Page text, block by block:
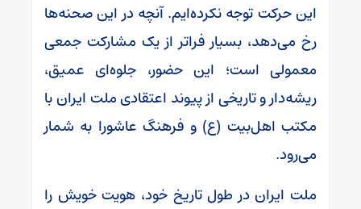
این حرکت توجه نکرده‌ایم. آنچه در این صحنه‌ها
رخ می‌دهد، بسیار فراتر از یک مشارکت جمعی
معمولی است؛ این حضور، جلوه‌ای عمیق،
ریشه‌دار و تاریخی از پیوند اعتقادی ملت ایران با
مکتب اهل‌بیت (ع) و فرهنگ عاشورا به شمار
می‌رود.
ملت ایران در طول تاریخ خود، هویت خویش را